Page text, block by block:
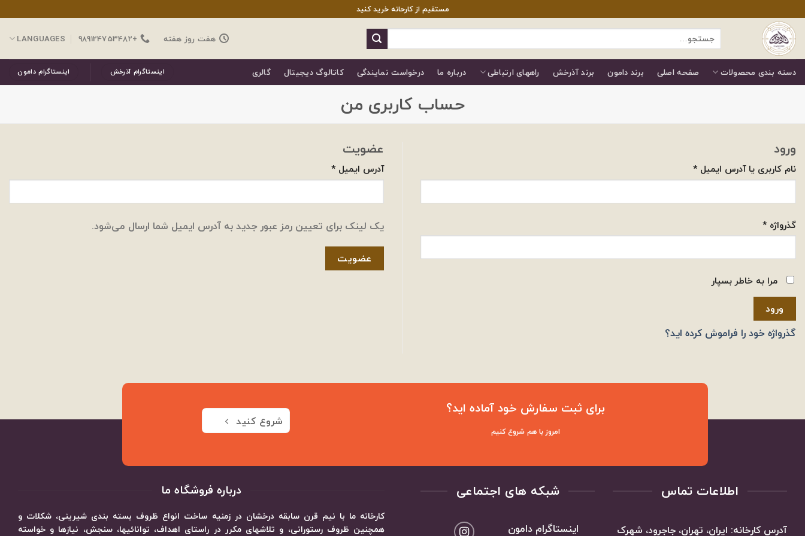
از
محتوا
مستقیم از کارحانه خرید کنید
جستجو
برای:
هفت روز هفته +989124753482
LANGUAGES
دسته بندی محصولات صفحه اصلی برند دامون برند آذرخش راههای ارتباطی درباره ما درخواست نمایندگی کاتالوگ دیجیتال گالری اینستاگرام آذرخش اینستاگرام دامون
حساب کاربری من
ورود
نام کاربری یا آدرس ایمیل *الزامی
گذرواژه *الزامی
مرا به خاطر بسپار
ورود
گذرواژه خود را فراموش کرده اید؟
عضویت
آدرس ایمیل *الزامی
یک لینک برای تعیین رمز عبور جدید به آدرس ایمیل شما ارسال می‌شود.
عضویت
برای ثبت سفارش خود آماده اید؟
امروز با هم شروع کنیم
شروع کنید
اطلاعات تماس
آدرس کارخانه: ایران، تهران، جاجرود، شهرک
شبکه های اجتماعی
اینستاگرام دامون
درباره فروشگاه ما
کارخانه ما با نیم قرن سابقه درخشان در زمنیه ساخت انواع ظروف بسته بندی شیرینی، شکلات و
همچنین ظروف رستورانی، و تلاشهای مکرر در راستای اهداف، توانائیها، سنجش، نیازها و خواسته